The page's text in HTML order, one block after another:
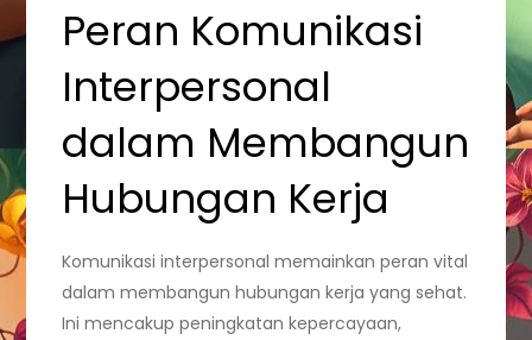
Peran Komunikasi
Interpersonal
dalam Membangun
Hubungan Kerja
Komunikasi interpersonal memainkan peran vital
dalam membangun hubungan kerja yang sehat.
Ini mencakup peningkatan kepercayaan,